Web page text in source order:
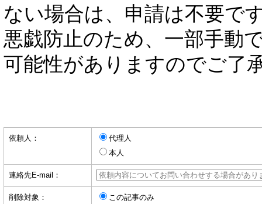
ない場合は、申請は不要で
悪戯防止のため、一部手動
可能性がありますのでご了
依頼人：
代理人
本人
連絡先E-mail：
削除対象：
この記事のみ